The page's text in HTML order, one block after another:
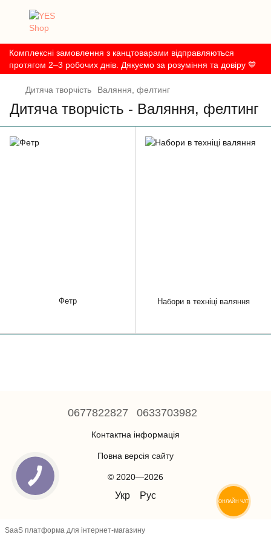
Комплексні замовлення з канцтоварами відправляються
протягом 2–3 робочих днів. Дякуємо за розуміння та довіру 💙
Дитяча творчість Валяння, фелтинг
Дитяча творчість - Валяння, фелтинг
Фетр Набори в техніці валяння
0677822827 0633703982
Контактна інформація
Повна версія сайту
© 2020—2026
Укр Рус
SaaS платформа для інтернет-магазину
ОНЛАЙН ЧАТ